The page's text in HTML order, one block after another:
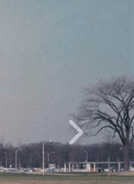
Inainte